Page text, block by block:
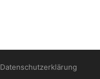
Datenschutzerklärung